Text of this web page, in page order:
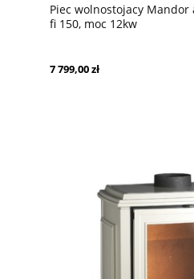
Piec wolnostojacy
fi 150, moc 12kw
7 799,00 zł